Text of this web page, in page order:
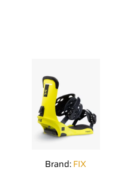
Brand:FIX
Les
options
peuvent
être
choisies
la
page